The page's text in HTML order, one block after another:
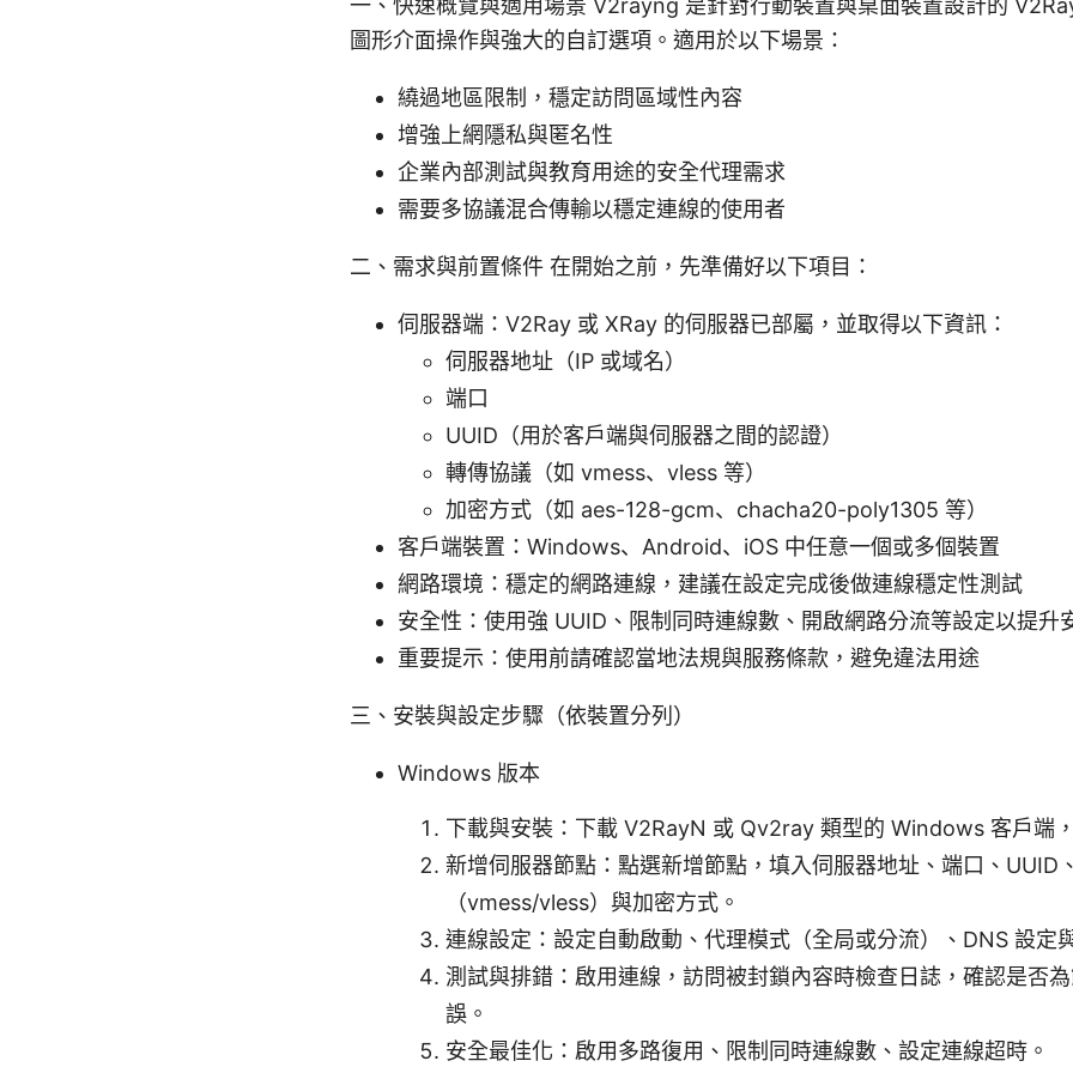
一、快速概覽與適用場景 V2rayng 是針對行動裝置與桌面裝置設計的
圖形介面操作與強大的自訂選項。適用於以下場景：
繞過地區限制，穩定訪問區域性內容
增強上網隱私與匿名性
企業內部測試與教育用途的安全代理需求
需要多協議混合傳輸以穩定連線的使用者
二、需求與前置條件 在開始之前，先準備好以下項目：
伺服器端：V2Ray 或 XRay 的伺服器已部屬，並取得以下資訊：
伺服器地址（IP 或域名）
端口
UUID（用於客戶端與伺服器之間的認證）
轉傳協議（如 vmess、vless 等）
加密方式（如 aes-128-gcm、chacha20-poly1305 等）
客戶端裝置：Windows、Android、iOS 中任意一個或多個裝置
網路環境：穩定的網路連線，建議在設定完成後做連線穩定性測試
安全性：使用強 UUID、限制同時連線數、開啟網路分流等設定以提升
重要提示：使用前請確認當地法規與服務條款，避免違法用途
三、安裝與設定步驟（依裝置分列）
Windows 版本
下載與安裝：下載 V2RayN 或 Qv2ray 類型的 Windows 客戶端
新增伺服器節點：點選新增節點，填入伺服器地址、端口、UUID
（vmess/vless）與加密方式。
連線設定：設定自動啟動、代理模式（全局或分流）、DNS 設定
測試與排錯：啟用連線，訪問被封鎖內容時檢查日誌，確認是否
誤。
安全最佳化：啟用多路復用、限制同時連線數、設定連線超時。